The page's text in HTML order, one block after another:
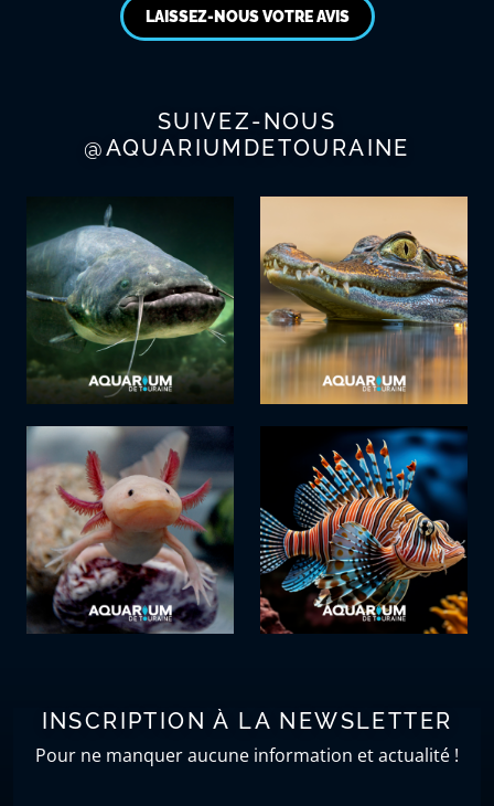
LAISSEZ-NOUS VOTRE AVIS
SUIVEZ-NOUS
@AQUARIUMDETOURAINE
INSCRIPTION À LA NEWSLETTER
Pour ne manquer aucune information et actualité !